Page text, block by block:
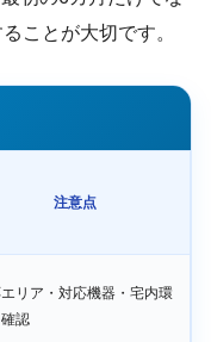
ことが大切です。
注意点
リア・対応機器・宅内環
認